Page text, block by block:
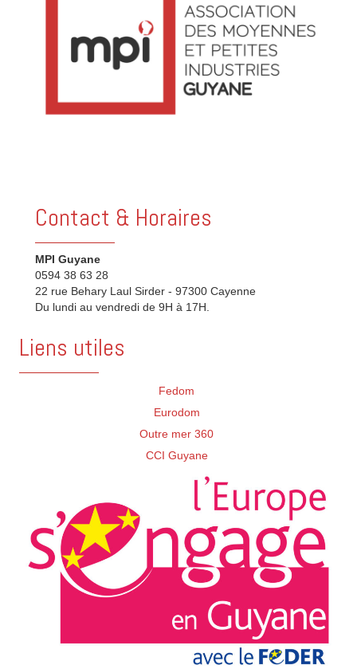
Contact & Horaires
MPI Guyane
0594 38 63 28
22 rue Behary Laul Sirder - 97300 Cayenne
Du lundi au vendredi de 9H à 17H.
Liens utiles
Fedom
Eurodom
Outre mer 360
CCI Guyane